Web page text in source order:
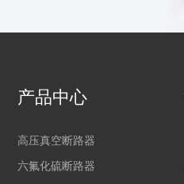
产品中心
高压真空断路器
六氟化硫断路器